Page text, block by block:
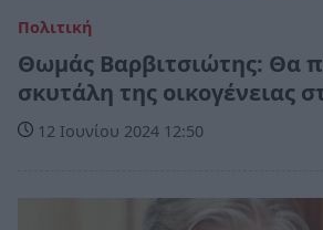
Πολιτική
Θωμάς Βαρβιτσιώτης: Θα
σκυτάλη της οικογένειας
12 Ιουνίου 2024 12:50